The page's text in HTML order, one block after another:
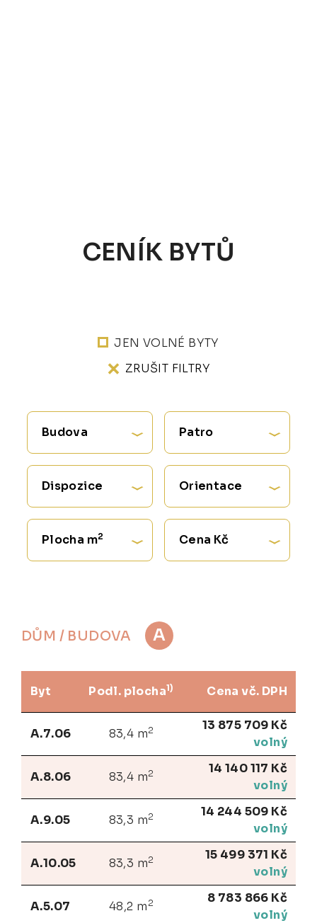
CENÍK BYTŮ
JEN VOLNÉ BYTY
ZRUŠIT FILTRY
Budova Patro
Dispozice Orientace
Plocha m2 Cena Kč
DŮM / BUDOVA A
Byt Podl. plocha1) Cena vč. DPH
A.7.06 83,4 m2
13 875 709 Kč
volný
A.8.06 83,4 m2
14 140 117 Kč
volný
A.9.05 83,3 m2
14 244 509 Kč
volný
A.10.05 83,3 m2
15 499 371 Kč
volný
A.5.07 48,2 m 2
8 783 866 Kč
volný